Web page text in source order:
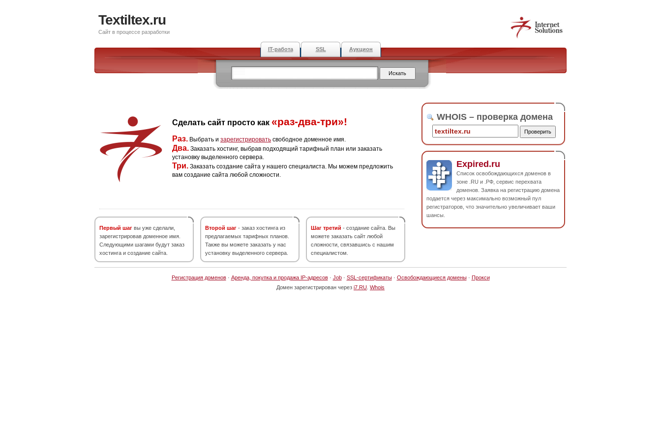
Textiltex.ru
Сайт в процессе разработки
IT-работа SSL Аукцион
Сделать сайт просто как «раз-два-три»!
Раз. Выбрать и зарегистрировать свободное доменное имя.
Два. Заказать хостинг, выбрав подходящий тарифный план или заказать
установку выделенного сервера.
Три. Заказать создание сайта у нашего специалиста. Мы можем предложить
вам создание сайта любой сложности.
Первый шаг вы уже сделали,
зарегистрировав доменное имя.
Следующими шагами будут заказ
хостинга и создание сайта.
Второй шаг - заказ хостинга из
предлагаемых тарифных планов.
Также вы можете заказать у нас
установку выделенного сервера.
Шаг третий - создание сайта. Вы
можете заказать сайт любой
сложности, связавшись с нашим
специалистом.
WHOIS – проверка домена
Expired.ru
Список освобождающихся доменов в
зоне .RU и .РФ, сервис перехвата
доменов. Заявка на регистрацию домена
подается через максимально возможный пул
регистраторов, что значительно увеличивает ваши
шансы.
Регистрация доменов· Аренда, покупка и продажа IP-адресов· Job· SSL-сертификаты· Освобождающиеся домены· Прокси
Домен зарегистрирован через i7.RU Whois